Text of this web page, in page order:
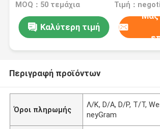
MOQ：50 τεμάχια Τιμή：
Καλύτερη τιμή
Μας
Περιγραφή προϊόντων
Όροι πληρωμής
Λ/Κ, D/A, D/P, T/T,
neyGram